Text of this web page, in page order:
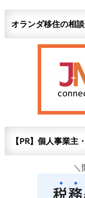
オランダ移住の相
【PR】個人事業主
＼